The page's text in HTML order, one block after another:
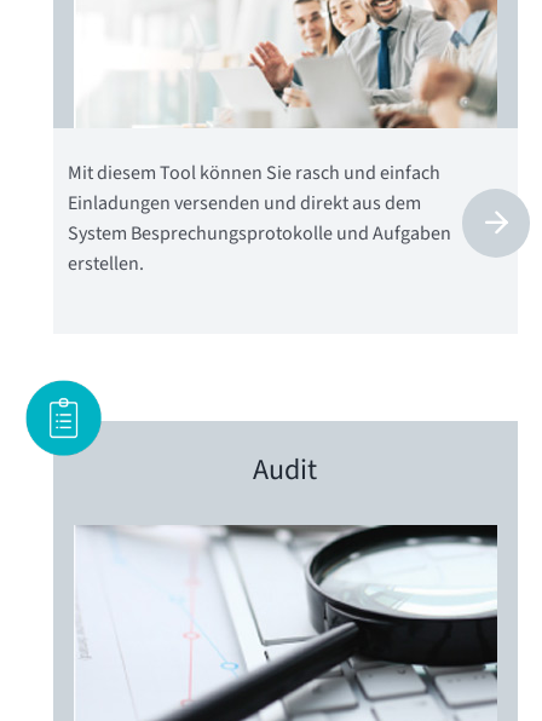
Mit diesem Tool können Sie rasch und einfach
Einladungen versenden und direkt aus dem
System Besprechungsprotokolle und Aufgaben
erstellen.
Audit